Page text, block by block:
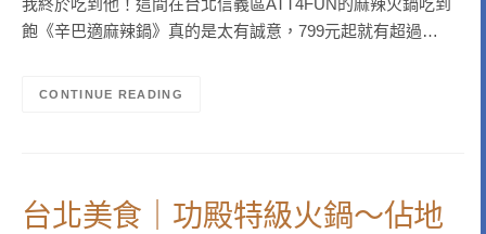
我終於吃到他！這間在台北信義區ATT4FUN的麻辣火鍋吃到
飽《辛巴適麻辣鍋》真的是太有誠意，799元起就有超過…
CONTINUE READING
台北美食｜功殿特級火鍋～佔地